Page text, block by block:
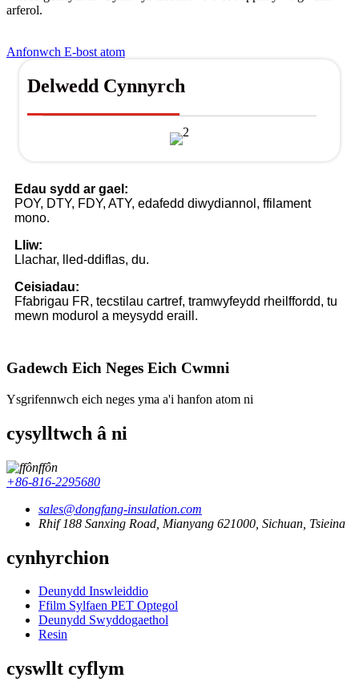
arferol.
Anfonwch E-bost atom
Delwedd Cynnyrch
Edau sydd ar gael:
POY, DTY, FDY, ATY, edafedd diwydiannol, ffilament
mono.
Lliw:
Llachar, lled-ddiflas, du.
Ceisiadau:
Ffabrigau FR, tecstilau cartref, tramwyfeydd rheilffordd, tu
mewn modurol a meysydd eraill.
Gadewch Eich Neges Eich Cwmni
Ysgrifennwch eich neges yma a'i hanfon atom ni
cysylltwch â ni
ffôn
+86-816-2295680
sales@dongfang-insulation.com
Rhif 188 Sanxing Road, Mianyang 621000, Sichuan, Tsieina
cynhyrchion
Deunydd Inswleiddio
Ffilm Sylfaen PET Optegol
Deunydd Swyddogaethol
Resin
cyswllt cyflym